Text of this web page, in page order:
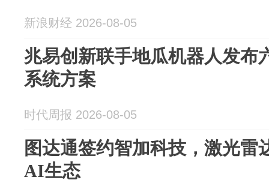
新浪财经 2026-08-05
兆易创新联手地瓜机器人发布
系统方案
时代周报 2026-08-05
图达通签约智加科技，激光雷
AI生态